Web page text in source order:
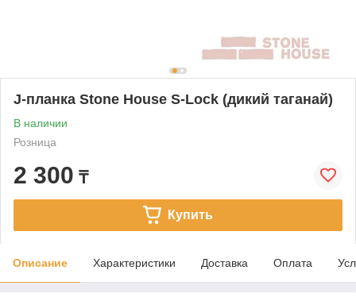
J-планка Stone House S-Lock (дикий таганай)
В наличии
Розница
2 300 ₸
Купить
Описание Характеристики Доставка Оплата